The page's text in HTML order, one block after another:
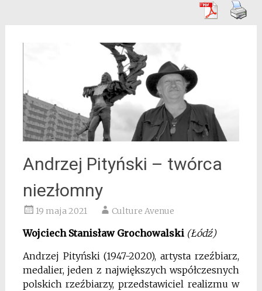
Andrzej Pityński – twórca
niezłomny
19 maja 2021 Culture Avenue
Wojciech Stanisław Grochowalski (Łódź)
Andrzej Pityński (1947-2020), artysta rzeźbiarz,
medalier, jeden z największych współczesnych
polskich rzeźbiarzy, przedstawiciel realizmu w